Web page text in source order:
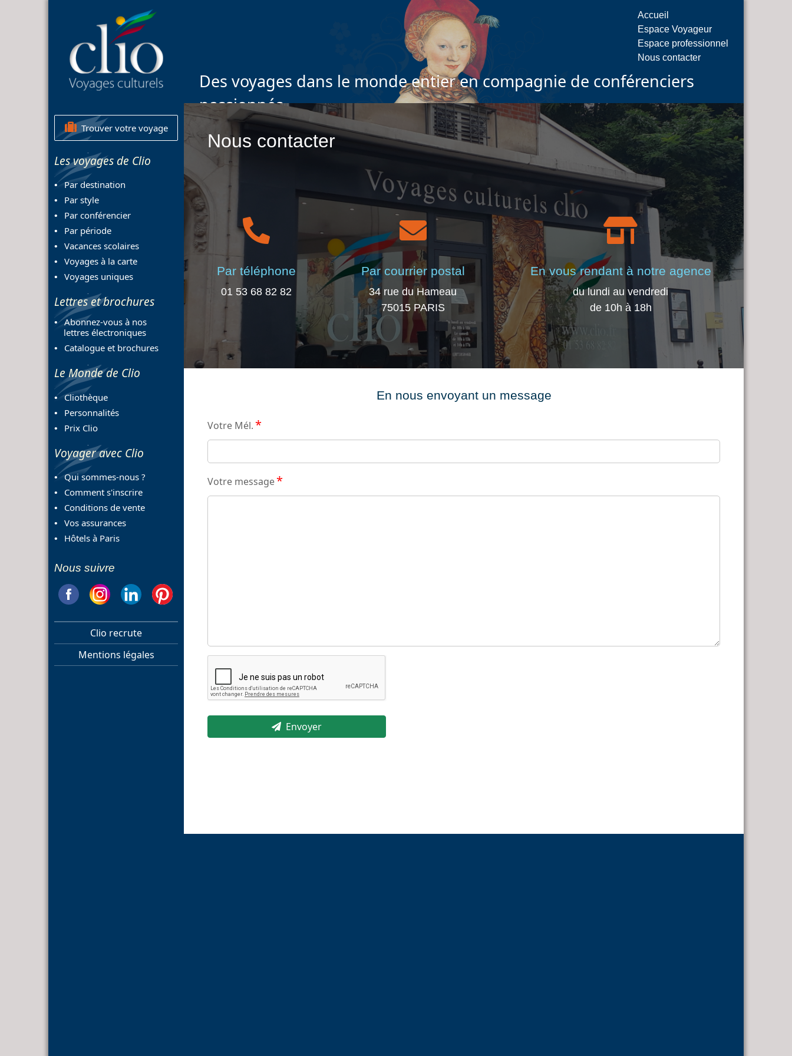
Accueil
Espace Voyageur
Espace professionnel
Nous contacter
Des voyages dans le monde entier en compagnie de conférenciers
passionnés
Trouver votre voyage
Les voyages de Clio
Par destination
Par style
Par conférencier
Par période
Vacances scolaires
Voyages à la carte
Voyages uniques
Lettres et brochures
Abonnez-vous à nos
lettres électroniques
Catalogue et brochures
Le Monde de Clio
Cliothèque
Personnalités
Prix Clio
Voyager avec Clio
Qui sommes-nous ?
Comment s'inscrire
Conditions de vente
Vos assurances
Hôtels à Paris
Nous suivre
Clio recrute
Mentions légales
Nous contacter
Par téléphone
01 53 68 82 82
Par courrier postal
34 rue du Hameau
75015 PARIS
En vous rendant à notre agence
du lundi au vendredi
de 10h à 18h
En nous envoyant un message
Votre Mél. *
Votre message*
Envoyer